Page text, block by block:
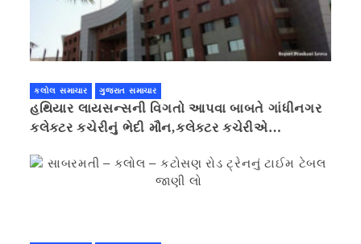
કલોલ સમાચાર ગુજરાત સમાચાર
હથિયાર લાયસન્સની વિગતો આપવા બાબતે ગાંધીનગર
કલેક્ટર કચેરીનું ભેદી મૌન,કલેક્ટર કચેરીએ